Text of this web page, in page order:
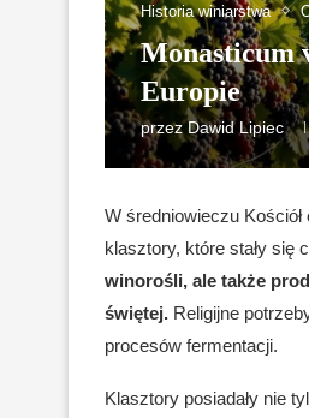
Historia winiarstwa
Monasticum
Europie
przezDawid Lipiec
W średniowieczu
klasztory, które stały się
winorośli, ale także
świętej. Religijne
procesów fermentacji.
Klasztory posiadały nie